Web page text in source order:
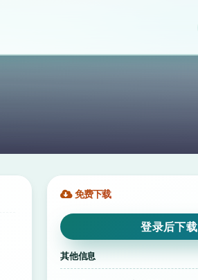
免费下载
登录后下载
其他信息